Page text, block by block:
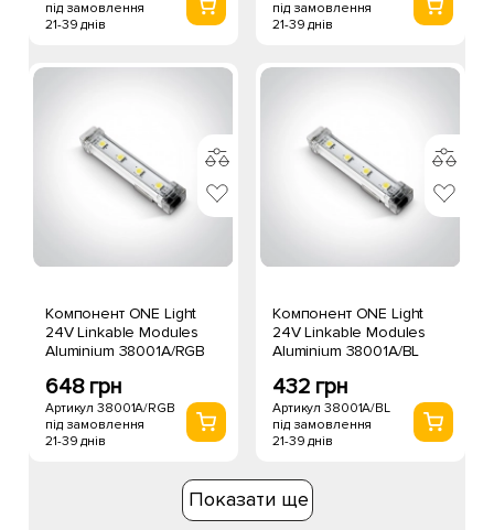
під замовлення
21-39 днів
під замовлення
21-39 днів
Компонент ONE Light
24V Linkable Modules
Aluminium 38001A/RGB
648 грн
Артикул 38001A/RGB
під замовлення
21-39 днів
Компонент ONE Light
24V Linkable Modules
Aluminium 38001A/BL
432 грн
Артикул 38001A/BL
під замовлення
21-39 днів
Показати ще